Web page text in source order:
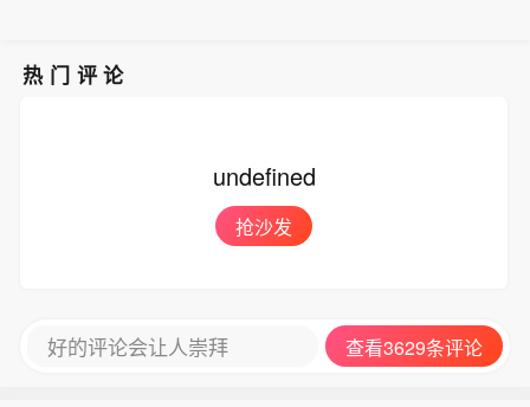
热门评论
undefined
抢沙发
好的评论会让人崇拜 查看3629条评论